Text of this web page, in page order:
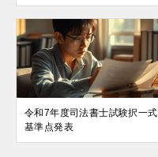
令和7年度司法書士試験択一式
基準点発表